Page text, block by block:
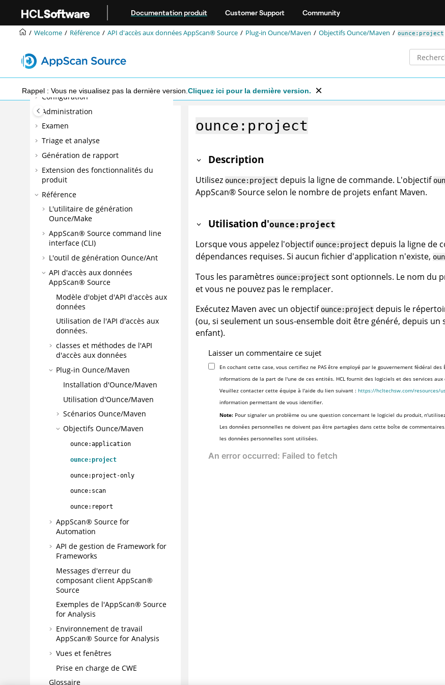
Documentation produit Customer Support Community
Welcome Référence API d'accès aux donnéesAppScan® Source Plug-in Ounce/Maven Objectifs Ounce/Maven ounce:project
Rappel : Vous ne visualisez pas la dernière version. Cliquez ici pour la dernière version.
Nouveautés
Configuration
Administration
Examen
Triage et analyse
Génération de rapport
Extension des fonctionnalités du
produit
Référence
L'utilitaire de génération
Ounce/Make
AppScan® Source command line
interface (CLI)
L'outil de génération Ounce/Ant
API d'accès aux données
AppScan® Source
Modèle d'objet d'API d'accès aux
données
Utilisation de l'API d'accès aux
données.
classes et méthodes de l'API
d'accès aux données
Plug-in Ounce/Maven
Installation d'Ounce/Maven
Utilisation d'Ounce/Maven
Scénarios Ounce/Maven
Objectifs Ounce/Maven
ounce:application
ounce:project
ounce:project-only
ounce:scan
ounce:report
AppScan® Source for
Automation
API de gestion de Framework for
Frameworks
Messages d'erreur du
composant client AppScan®
Source
Exemples de l'AppScan® Source
for Analysis
Environnement de travail
AppScan® Source for Analysis
Vues et fenêtres
Prise en charge de CWE
Glossaire
ounce:project
Description
Utilisez ounce:projectdepuis la ligne de commande. L'objectif
AppScan®Sourceselon le nombre de projets enfant Maven.
Utilisation d'ounce:project
Lorsque vous appelez l'objectif ounce:projectdepuis la ligne de
dépendances requises. Si aucun fichier d'application n'existe,
Tous les paramètres ounce:projectsont optionnels. Le nom du
et vous ne pouvez pas le remplacer.
Exécutez Maven avec un objectif ounce:projectdepuis le
(ou, si seulement un sous-ensemble doit être généré, depuis
enfant).
Laisser un commentaire ce sujet
En cochant cette case, vous certifiez ne PAS être employé par le gouvernement fédéral
informations de la part de l'une de ces entités. HCL fournit des logiciels et des services
Veuillez contacter cette équipe à l'aide du lien suivant :https://hcltechsw.com/resources/
information permettant de vous identifier.
Note: Pour signaler un problème ou une question concernant le logiciel du produit,
Les données personnelles ne doivent pas être partagées dans cette boîte de
les données personnelles sont utilisées.